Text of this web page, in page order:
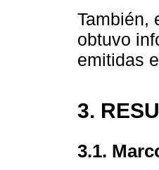
También,
obtuvo
emitidas
3.
3.1.